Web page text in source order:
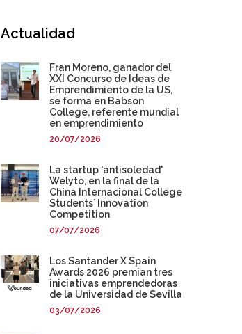
Actualidad
Fran Moreno, ganador del
XXI Concurso de Ideas de
Emprendimiento de la US,
se forma en Babson
College, referente mundial
en emprendimiento
20/07/2026
La startup 'antisoledad'
Welyto, en la final de la
China Internacional College
Students´ Innovation
Competition
07/07/2026
Los Santander X Spain
Awards 2026 premian tres
iniciativas emprendedoras
de la Universidad de Sevilla
03/07/2026